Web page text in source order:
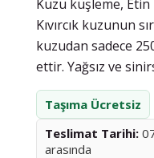
Kuzu küşleme, Etin
Kıvırcık kuzunun
kuzudan sadece
ettir. Yağsız ve
Taşıma Ücretsiz
Teslimat Tarihi:
arasında